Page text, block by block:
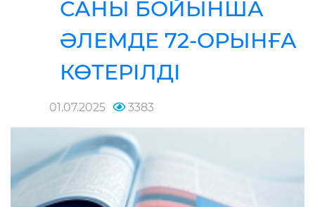
САНЫ БОЙЫНША
ӘЛЕМДЕ 72-ОРЫНҒА
КӨТЕРІЛДІ
01.07.2025 3383